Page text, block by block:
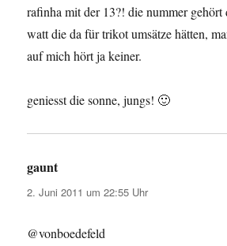
rafinha mit der 13?! die nummer gehört
watt die da für trikot umsätze hätten,
auf mich hört ja keiner.
geniesst die sonne, jungs! 🙂
gauntsagt:
2. Juni 2011 um 22:55 Uhr
@vonboedefeld